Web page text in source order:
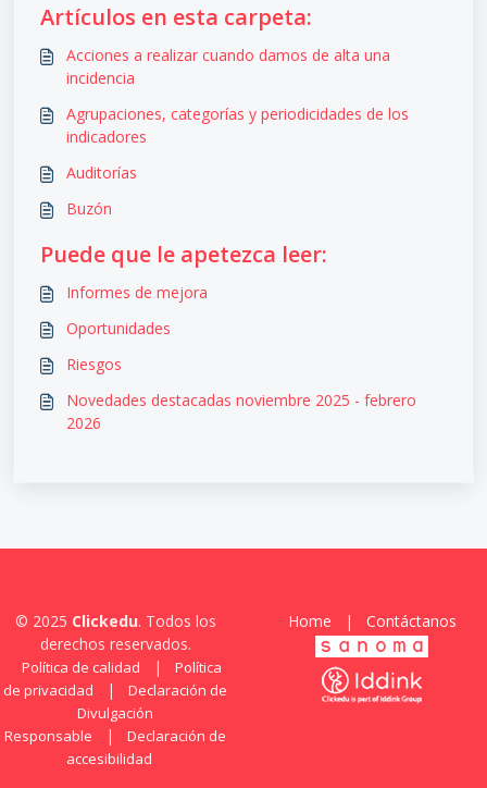
Artículos en esta carpeta:
Acciones a realizar cuando damos de alta una
incidencia
Agrupaciones, categorías y periodicidades de los
indicadores
Auditorías
Buzón
Puede que le apetezca leer:
Informes de mejora
Oportunidades
Riesgos
Novedades destacadas noviembre 2025 - febrero
2026
© 2025 Clickedu. Todos los
derechos reservados.
Política de calidad |
Política
de privacidad
|
Declaración de
Divulgación
Responsable
|
Declaración de
accesibilidad
Home | Contáctanos